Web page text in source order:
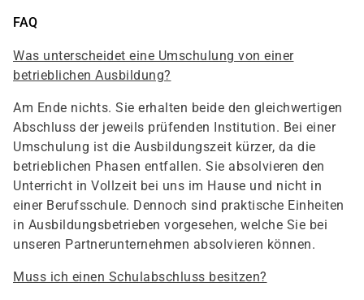
FAQ
Was unterscheidet eine Umschulung von einer
betrieblichen Ausbildung?
Am Ende nichts. Sie erhalten beide den gleichwertigen
Abschluss der jeweils prüfenden Institution. Bei einer
Umschulung ist die Ausbildungszeit kürzer, da die
betrieblichen Phasen entfallen. Sie absolvieren den
Unterricht in Vollzeit bei uns im Hause und nicht in
einer Berufsschule. Dennoch sind praktische Einheiten
in Ausbildungsbetrieben vorgesehen, welche Sie bei
unseren Partnerunternehmen absolvieren können.
Muss ich einen Schulabschluss besitzen?